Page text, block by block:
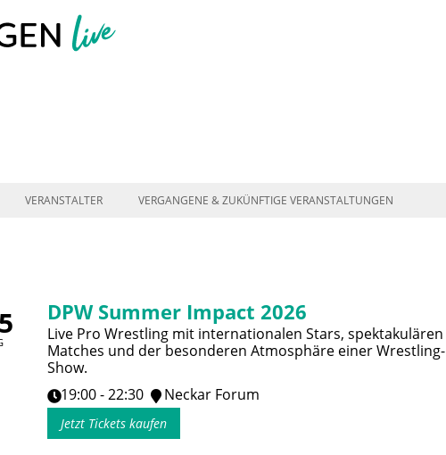
VERANSTALTER VERGANGENE & ZUKÜNFTIGE VERANSTALTUNGEN
DPW Summer Impact 2026
Live Pro Wrestling mit internationalen Stars, spektakulären
Matches und der besonderen Atmosphäre einer Wrestling-
Show.
19:00 - 22:30
Neckar Forum
Jetzt Tickets kaufen